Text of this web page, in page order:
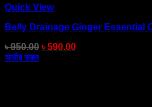
Quick View
Belly Drainage Ginger Essential
৳950.00 ৳590.00
অর্ডার করুন